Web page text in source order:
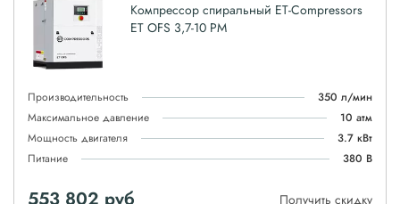
Компрессор спиральный ET-Compressors
ET OFS 3,7-10 PM
Производительность
350 л/мин
Максимальное давление
10 атм
Мощность двигателя
3.7 кВт
Питание
380 В
Получить скидку